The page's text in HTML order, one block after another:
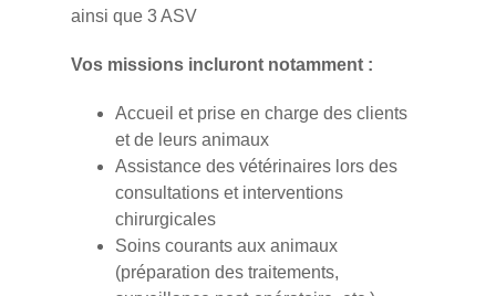
ainsi que 3 ASV
Vos missions incluront notamment :
Accueil et prise en charge des clients
et de leurs animaux
Assistance des vétérinaires lors des
consultations et interventions
chirurgicales
Soins courants aux animaux
(préparation des traitements,